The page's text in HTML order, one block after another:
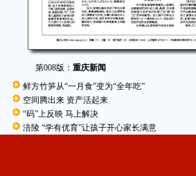
第008版：重庆新闻
鲜方竹笋从“一月食”变为“全年吃”
空间腾出来 资产活起来
“码”上反映 马上解决
涪陵 “学有优育”让孩子开心家长满意